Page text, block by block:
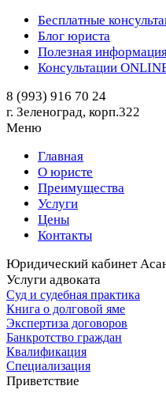
Бесплатные
Блог юриста
Полезная
Консультации
8 (993) 916 70 24
г. Зеленоград, корп.322
Меню
Главная
О юристе
Преимущества
Услуги
Цены
Контакты
Юридический кабинет
Услуги адвоката
Суд и судебная практика
Книга о долговой яме
Экспертиза договоров
Банкротство граждан
Квалификация
Специализация
Приветствие